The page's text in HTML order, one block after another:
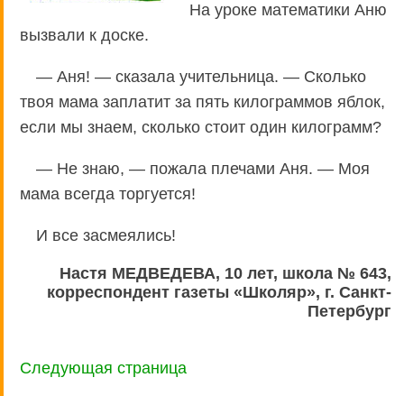
На уроке математики Аню
вызвали к доске.
— Аня! — сказала учительница. — Сколько
твоя мама заплатит за пять килограммов яблок,
если мы знаем, сколько стоит один килограмм?
— Не знаю, — пожала плечами Аня. — Моя
мама всегда торгуется!
И все засмеялись!
Настя МЕДВЕДЕВА, 10 лет, школа № 643,
корреспондент газеты «Школяр», г. Санкт-
Петербург
Следующая страница